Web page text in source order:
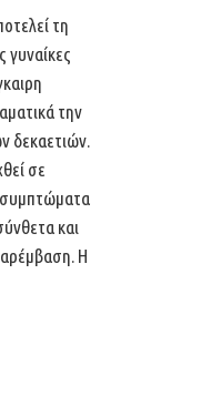
τη
γυναίκες
την
δεκαετιών.
σε
και
Η